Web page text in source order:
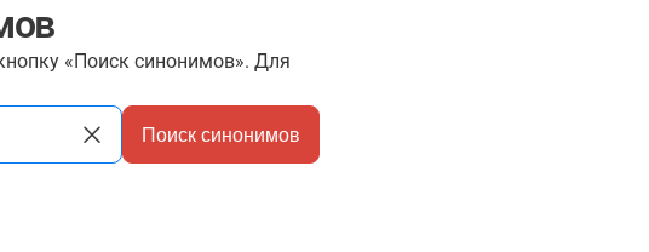
«Поиск синонимов». Для
Поиск синонимов